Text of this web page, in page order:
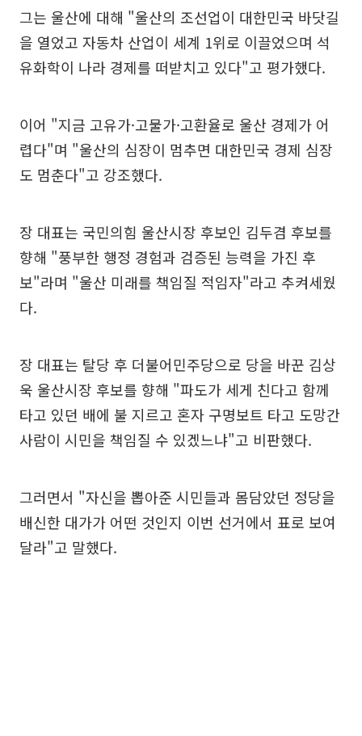
그는 울산에 대해 "울산의 조선업이 대한민국 바닷길
을 열었고 자동차 산업이 세계 1위로 이끌었으며 석
유화학이 나라 경제를 떠받치고 있다"고 평가했다.
이어 "지금 고유가·고물가·고환율로 울산 경제가 어
렵다"며 "울산의 심장이 멈추면 대한민국 경제 심장
도 멈춘다"고 강조했다.
장 대표는 국민의힘 울산시장 후보인 김두겸 후보를
향해 "풍부한 행정 경험과 검증된 능력을 가진 후
보"라며 "울산 미래를 책임질 적임자"라고 추켜세웠
다.
장 대표는 탈당 후 더불어민주당으로 당을 바꾼 김상
욱 울산시장 후보를 향해 "파도가 세게 친다고 함께
타고 있던 배에 불 지르고 혼자 구명보트 타고 도망간
사람이 시민을 책임질 수 있겠느냐"고 비판했다.
그러면서 "자신을 뽑아준 시민들과 몸담았던 정당을
배신한 대가가 어떤 것인지 이번 선거에서 표로 보여
달라"고 말했다.